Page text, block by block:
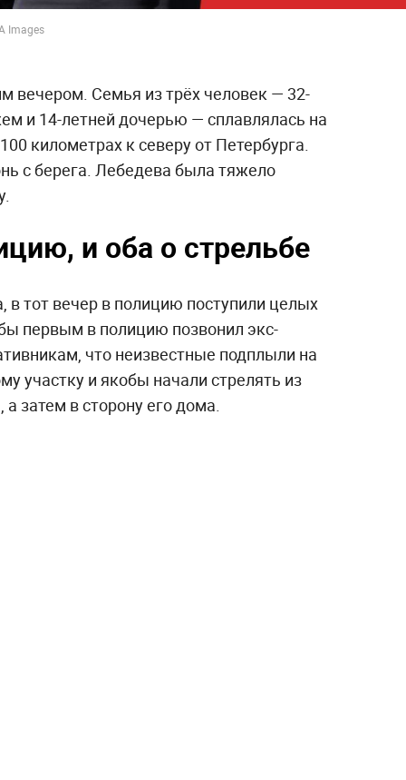
Images
вечером. Семья из трёх человек — 32-
и 14-летней дочерью — сплавлялась на
километрах к северу от Петербурга.
с берега. Лебедева была тяжело
и оба о стрельбе
тот вечер в полицию поступили целых
первым в полицию позвонил экс-
что неизвестные подплыли на
участку и якобы начали стрелять из
затем в сторону его дома.